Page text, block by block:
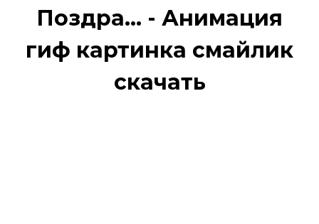
Поздра... - Анимация
гиф картинка смайлик
скачать